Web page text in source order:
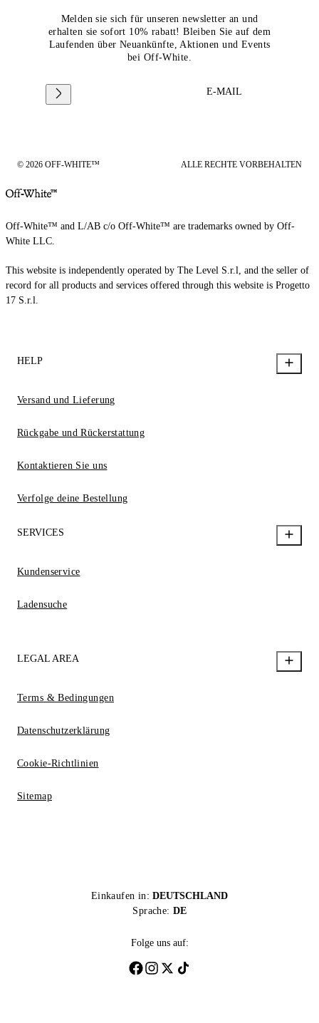
Melden sie sich für unseren newsletter an und
erhalten sie sofort 10% rabatt! Bleiben Sie auf dem
Laufenden über Neuankünfte, Aktionen und Events
bei Off-White.
E-MAIL
© 2026 OFF-WHITE™ ALLE RECHTE VORBEHALTEN
Off-White™ and L/AB c/o Off-White™ are trademarks owned by Off-
White LLC.
This website is independently operated by The Level S.r.l, and the seller of
record for all products and services offered through this website is Progetto
17 S.r.l.
HELP
Versand und Lieferung
Rückgabe und Rückerstattung
Kontaktieren Sie uns
Verfolge deine Bestellung
SERVICES
Kundenservice
Ladensuche
LEGAL AREA
Terms & Bedingungen
Datenschutzerklärung
Cookie-Richtlinien
Sitemap
Einkaufen in: DEUTSCHLAND
Sprache: DE
Folge uns auf: